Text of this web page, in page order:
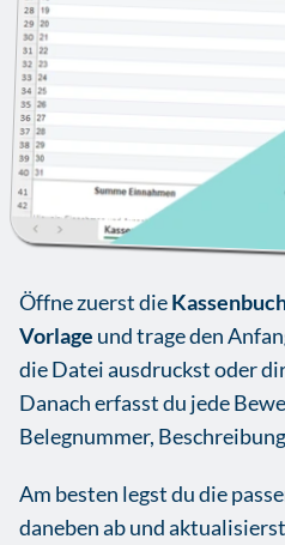
Öffne zuerst die
Vorlage und trage den
die Datei ausdruckst oder
Danach erfasst du jede
Belegnummer,
Am besten legst du die
daneben ab und